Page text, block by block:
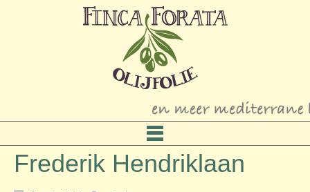
Frederik Hendriklaan